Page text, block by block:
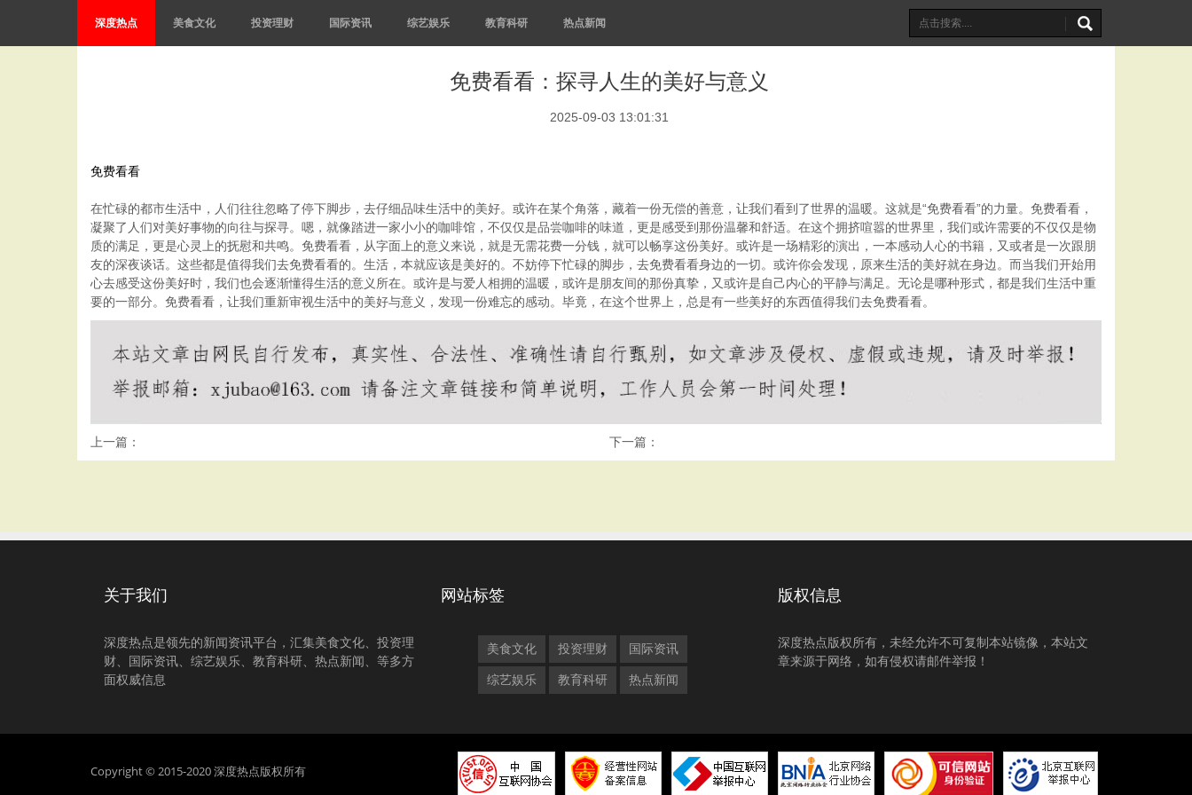
深度热点 美食文化 投资理财 国际资讯 综艺娱乐 教育科研 热点新闻
免费看看：探寻人生的美好与意义
2025-09-03 13:01:31
免费看看
在忙碌的都市生活中，人们往往忽略了停下脚步，去仔细品味生活中的美好。或许在某个角落，藏着一份无偿的善意，让我们看到了世界的温暖。这就是“免费看看”的力量。免费看看，
凝聚了人们对美好事物的向往与探寻。嗯，就像踏进一家小小的咖啡馆，不仅仅是品尝咖啡的味道，更是感受到那份温馨和舒适。在这个拥挤喧嚣的世界里，我们或许需要的不仅仅是物
质的满足，更是心灵上的抚慰和共鸣。免费看看，从字面上的意义来说，就是无需花费一分钱，就可以畅享这份美好。或许是一场精彩的演出，一本感动人心的书籍，又或者是一次跟朋
友的深夜谈话。这些都是值得我们去免费看看的。生活，本就应该是美好的。不妨停下忙碌的脚步，去免费看看身边的一切。或许你会发现，原来生活的美好就在身边。而当我们开始用
心去感受这份美好时，我们也会逐渐懂得生活的意义所在。或许是与爱人相拥的温暖，或许是朋友间的那份真挚，又或许是自己内心的平静与满足。无论是哪种形式，都是我们生活中重
要的一部分。免费看看，让我们重新审视生活中的美好与意义，发现一份难忘的感动。毕竟，在这个世界上，总是有一些美好的东西值得我们去免费看看。
上一篇： 下一篇：
关于我们
深度热点是领先的新闻资讯平台，汇集美食文化、投资理
财、国际资讯、综艺娱乐、教育科研、热点新闻、等多方
面权威信息
网站标签
美食文化 投资理财 国际资讯
综艺娱乐 教育科研 热点新闻
版权信息
深度热点版权所有，未经允许不可复制本站镜像，本站文
章来源于网络，如有侵权请邮件举报！
Copyright © 2015-2020 深度热点版权所有